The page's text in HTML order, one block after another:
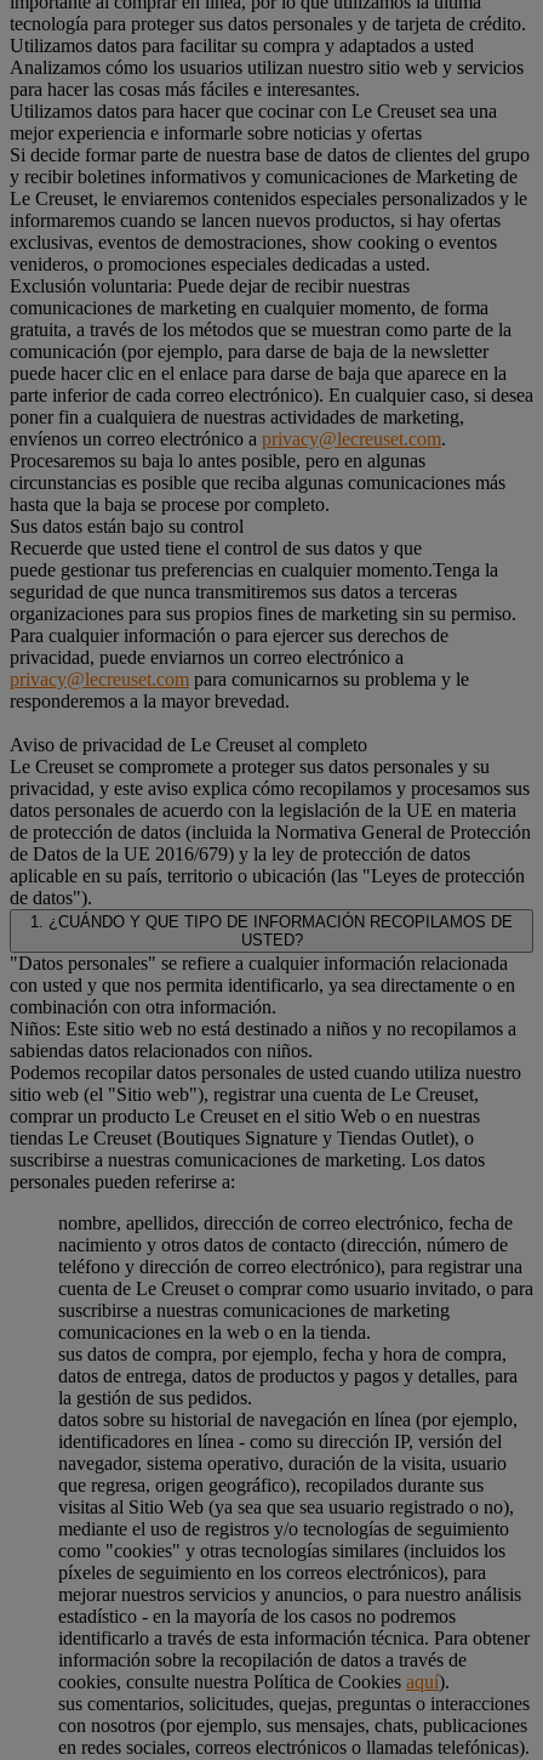
tecnología para proteger sus datos personales y de tarjeta de crédito.
Utilizamos datos para facilitar su compra y adaptados a usted
Analizamos cómo los usuarios utilizan nuestro sitio web y servicios
para hacer las cosas más fáciles e interesantes.
Utilizamos datos para hacer que cocinar con Le Creuset sea una
mejor experiencia e informarle sobre noticias y ofertas
Si decide formar parte de nuestra base de datos de clientes del grupo
y recibir boletines informativos y comunicaciones de Marketing de
Le Creuset, le enviaremos contenidos especiales personalizados y le
informaremos cuando se lancen nuevos productos, si hay ofertas
exclusivas, eventos de demostraciones, show cooking o eventos
venideros, o promociones especiales dedicadas a usted.
Exclusión voluntaria: Puede dejar de recibir nuestras
comunicaciones de marketing en cualquier momento, de forma
gratuita, a través de los métodos que se muestran como parte de la
comunicación (por ejemplo, para darse de baja de la newsletter
puede hacer clic en el enlace para darse de baja que aparece en la
parte inferior de cada correo electrónico). En cualquier caso, si desea
poner fin a cualquiera de nuestras actividades de marketing,
envíenos un correo electrónico a privacy@lecreuset.com.
Procesaremos su baja lo antes posible, pero en algunas
circunstancias es posible que reciba algunas comunicaciones más
hasta que la baja se procese por completo.
Sus datos están bajo su control
Recuerde que usted tiene el control de sus datos y que
puede gestionar tus preferencias en cualquier momento.Tenga la
seguridad de que nunca transmitiremos sus datos a terceras
organizaciones para sus propios fines de marketing sin su permiso.
Para cualquier información o para ejercer sus derechos de
privacidad, puede enviarnos un correo electrónico a
privacy@lecreuset.com para comunicarnos su problema y le
responderemos a la mayor brevedad.
Aviso de privacidad de Le Creuset al completo
Le Creuset se compromete a proteger sus datos personales y su
privacidad, y este aviso explica cómo recopilamos y procesamos sus
datos personales de acuerdo con la legislación de la UE en materia
de protección de datos (incluida la Normativa General de Protección
de Datos de la UE 2016/679) y la ley de protección de datos
aplicable en su país, territorio o ubicación (las "Leyes de protección
de datos").
1. ¿CUÁNDO Y QUE TIPO DE INFORMACIÓN RECOPILAMOS DE
USTED?
"Datos personales" se refiere a cualquier información relacionada
con usted y que nos permita identificarlo, ya sea directamente o en
combinación con otra información.
Niños: Este sitio web no está destinado a niños y no recopilamos a
sabiendas datos relacionados con niños.
Podemos recopilar datos personales de usted cuando utiliza nuestro
sitio web (el "Sitio web"), registrar una cuenta de Le Creuset,
comprar un producto Le Creuset en el sitio Web o en nuestras
tiendas Le Creuset (Boutiques Signature y Tiendas Outlet), o
suscribirse a nuestras comunicaciones de marketing. Los datos
personales pueden referirse a:
nombre, apellidos, dirección de correo electrónico, fecha de
nacimiento y otros datos de contacto (dirección, número de
teléfono y dirección de correo electrónico), para registrar una
cuenta de Le Creuset o comprar como usuario invitado, o para
suscribirse a nuestras comunicaciones de marketing
comunicaciones en la web o en la tienda.
sus datos de compra, por ejemplo, fecha y hora de compra,
datos de entrega, datos de productos y pagos y detalles, para
la gestión de sus pedidos.
datos sobre su historial de navegación en línea (por ejemplo,
identificadores en línea - como su dirección IP, versión del
navegador, sistema operativo, duración de la visita, usuario
que regresa, origen geográfico), recopilados durante sus
visitas al Sitio Web (ya sea que sea usuario registrado o no),
mediante el uso de registros y/o tecnologías de seguimiento
como "cookies" y otras tecnologías similares (incluidos los
píxeles de seguimiento en los correos electrónicos), para
mejorar nuestros servicios y anuncios, o para nuestro análisis
estadístico - en la mayoría de los casos no podremos
identificarlo a través de esta información técnica. Para obtener
información sobre la recopilación de datos a través de
cookies, consulte nuestra Política de Cookies aquí).
sus comentarios, solicitudes, quejas, preguntas o interacciones
con nosotros (por ejemplo, sus mensajes, chats, publicaciones
en redes sociales, correos electrónicos o llamadas telefónicas).